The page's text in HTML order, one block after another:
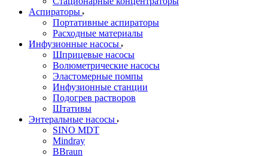
Аспираторы
Портативные аспираторы
Расходные материалы
Инфузионные насосы
Шприцевые насосы
Волюметрические насосы
Эластомерные помпы
Инфузионные станции
Подогрев растворов
Штативы
Энтеральные насосы
SINO MDT
Mindray
BBraun